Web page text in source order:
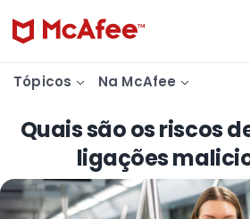
Tópicos Na McAfee
Quais são os riscos
ligações